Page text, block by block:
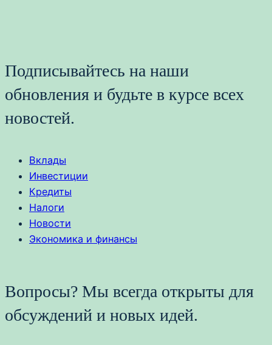
Подписывайтесь на наши
обновления и будьте в курсе всех
новостей.
Вклады
Инвестиции
Кредиты
Налоги
Новости
Экономика и финансы
Вопросы? Мы всегда открыты для
обсуждений и новых идей.